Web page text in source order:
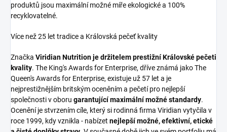
produktů jsou maximální možné míře ekologické a 100%
recyklovatelné.
Více než 25 let tradice a Královská pečeť kvality
Značka Viridian Nutrition je držitelem prestižní Královské pečeti
kvality. The King's Awards for Enterprise, dříve známá jako The
Queen's Awards for Enterprise, existuje už 57 let a je
nejprestižnějším britským oceněním a pečetí pro nejlepší
společnosti v oboru garantující maximální možné standardy.
Ocenění je stvrzením cíle, který si rodinná firma Viridian vytyčila v
roce 1999, kdy vznikla - nabízet nejlepší možné, efektivní, etické